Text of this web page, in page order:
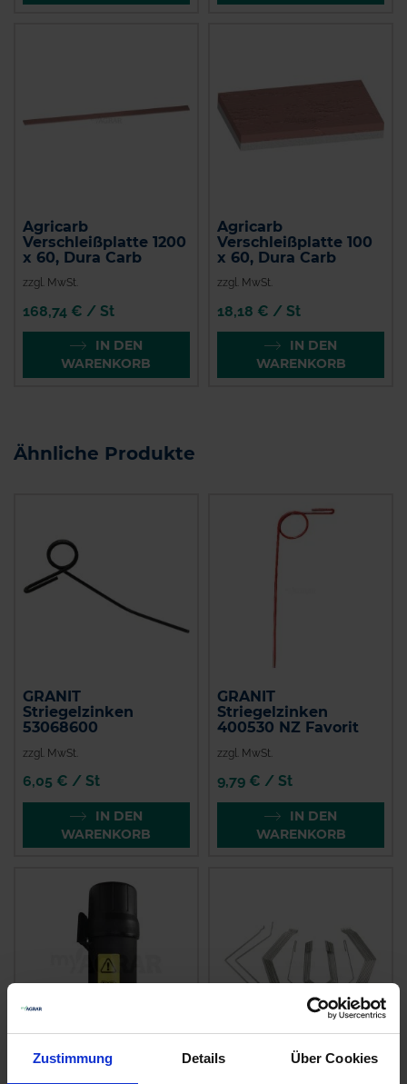
Zustimmung Details Über Cookies
Agricarb
Verschleißplatte 1200
x 60, Dura Carb
zzgl. MwSt.
168,74 € / St
IN DEN
WARENKORB
Agricarb
Verschleißplatte 100
x 60, Dura Carb
zzgl. MwSt.
18,18 € / St
IN DEN
WARENKORB
Ähnliche Produkte
GRANIT
Striegelzinken
53068600
zzgl. MwSt.
6,05 € / St
IN DEN
WARENKORB
GRANIT
Striegelzinken
400530 NZ Favorit
zzgl. MwSt.
9,79 € / St
IN DEN
WARENKORB